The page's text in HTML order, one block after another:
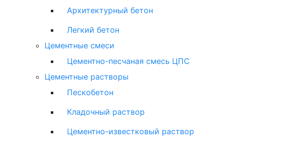
Архитектурный бетон
Легкий бетон
Цементные смеси
Цементно-песчаная смесь ЦПС
Цементные растворы
Пескобетон
Кладочный раствор
Цементно-известковый раствор